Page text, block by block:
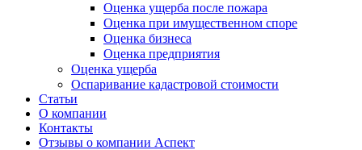
Оценка ущерба после пожара
Оценка при имущественном споре
Оценка бизнеса
Оценка предприятия
Оценка ущерба
Оспаривание кадастровой стоимости
Статьи
О компании
Контакты
Отзывы о компании Аспект